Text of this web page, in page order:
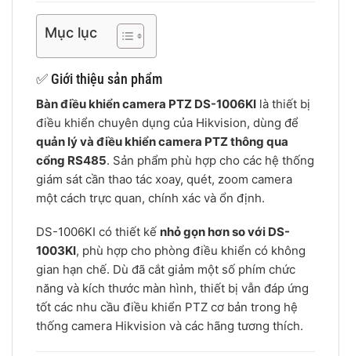
Mục lục
✅ Giới thiệu sản phẩm
Bàn điều khiển camera PTZ DS-1006KI là thiết bị
điều khiển chuyên dụng của Hikvision, dùng để
quản lý và điều khiển camera PTZ thông qua
cổng RS485. Sản phẩm phù hợp cho các hệ thống
giám sát cần thao tác xoay, quét, zoom camera
một cách trực quan, chính xác và ổn định.
DS-1006KI có thiết kế nhỏ gọn hơn so với DS-
1003KI, phù hợp cho phòng điều khiển có không
gian hạn chế. Dù đã cắt giảm một số phím chức
năng và kích thước màn hình, thiết bị vẫn đáp ứng
tốt các nhu cầu điều khiển PTZ cơ bản trong hệ
thống camera Hikvision và các hãng tương thích.